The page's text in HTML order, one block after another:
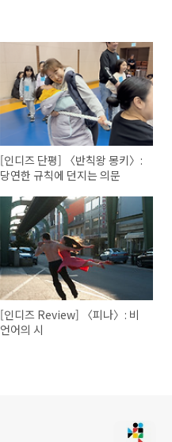
[인디즈 단평] 〈반칙왕 몽키〉:
당연한 규칙에 던지는 의문
[인디즈 Review] 〈피나〉: 비
언어의 시